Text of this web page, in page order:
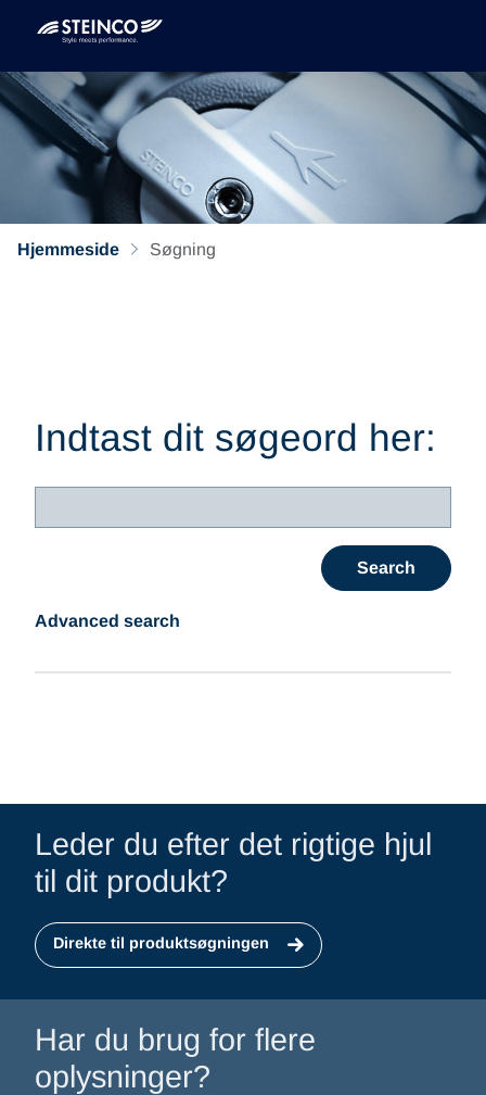
Hjemmeside Søgning
Indtast dit søgeord her:
Advanced search
Leder du efter det rigtige hjul
til dit produkt?
Direkte til produktsøgningen
Har du brug for flere
oplysninger?